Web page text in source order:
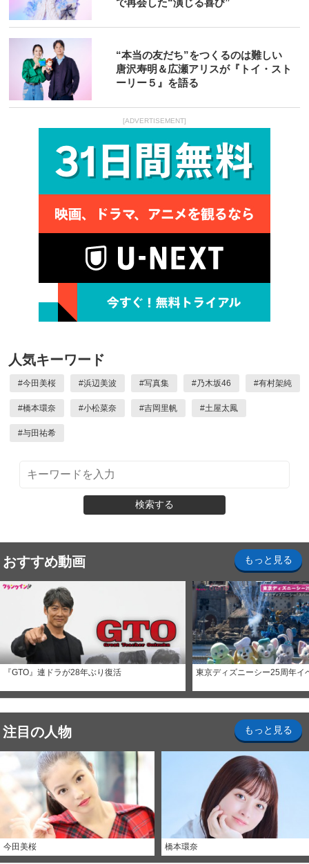
で再会した“演じる喜び”
“本当の友だち”をつくるのは難しい
唐沢寿明＆広瀬アリスが『トイ・スト
ーリー５』を語る
[ADVERTISEMENT]
人気キーワード
#今田美桜 #浜辺美波 #写真集 #乃木坂46 #有村架純
#橋本環奈 #小松菜奈 #吉岡里帆 #土屋太鳳
#与田祐希
検索する
おすすめ動画 もっと見る
『GTO』連ドラが28年ぶり復活 東京ディズニーシー25周年イ
注目の人物 もっと見る
今田美桜 橋本環奈